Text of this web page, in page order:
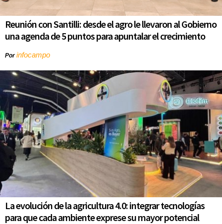
Reunión con Santilli: desde el agro le llevaron al Gobierno
una agenda de 5 puntos para apuntalar el crecimiento
Porinfocampo
La evolución de la agricultura 4.0: integrar tecnologías
para que cada ambiente exprese su mayor potencial